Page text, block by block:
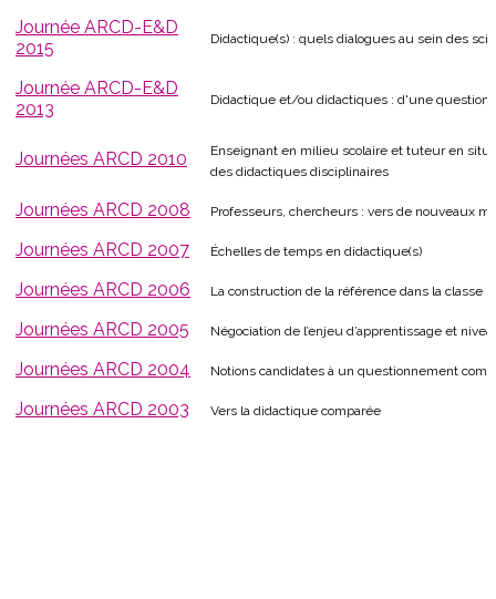
Journée ARCD-E&D
2015
Didactique(s) : quels dialogues au sein des
Journée ARCD-E&D
2013
Didactique et/ou didactiques : d'une question
Journées ARCD 2010
Enseignant en milieu scolaire et tuteur en
des didactiques disciplinaires
Journées ARCD 2008 Professeurs, chercheurs : vers de nouveaux
Journées ARCD 2007 Échelles de temps en didactique(s)
Journées ARCD 2006 La construction de la référence dans la classe
Journées ARCD 2005 Négociation de l’enjeu d’apprentissage et
Journées ARCD 2004 Notions candidates à un questionnement
Journées ARCD 2003 Vers la didactique comparée